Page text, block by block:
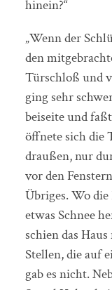
hinein?“
„Wenn der
den
Türschloß und
ging sehr
beiseite und
öffnete sich die
draußen, nur
vor den
Übriges. Wo
etwas Schnee
schien das
Stellen, die auf
gab es nicht.